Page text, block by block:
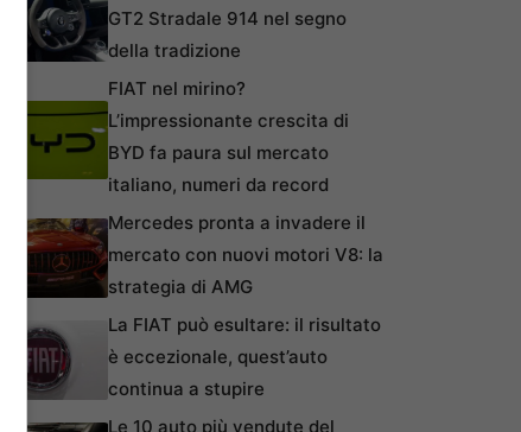
GT2 Stradale 914 nel segno
della tradizione
FIAT nel mirino?
L’impressionante crescita di
BYD fa paura sul mercato
italiano, numeri da record
Mercedes pronta a invadere il
mercato con nuovi motori V8: la
strategia di AMG
La FIAT può esultare: il risultato
è eccezionale, quest’auto
continua a stupire
Le 10 auto più vendute del